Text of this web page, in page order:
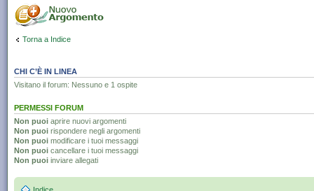
Torna a Indice
CHI C’È IN LINEA
Visitano il forum: Nessuno e 1 ospite
PERMESSI FORUM
Non puoi aprire nuovi argomenti
Non puoi rispondere negli argomenti
Non puoi modificare i tuoi messaggi
Non puoi cancellare i tuoi messaggi
Non puoi inviare allegati
Indice